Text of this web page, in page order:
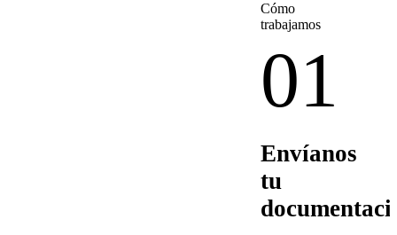
Cómo
trabajamos
01
Envíanos
tu